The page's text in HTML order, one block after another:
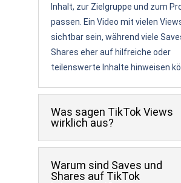
Inhalt, zur Zielgruppe und zum
passen. Ein Video mit vielen
sichtbar sein, während viele
Shares eher auf hilfreiche oder
teilenswerte Inhalte hinweisen
Was sagen TikTok Views
wirklich aus?
Warum sind Saves und
Shares auf TikTok